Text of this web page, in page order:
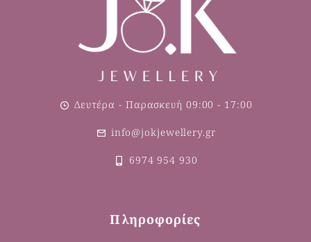
Δευτέρα - Παρασκευή 09:00 - 17:00
info@jokjewellery.gr
6974 954 930
Πληροφορίες